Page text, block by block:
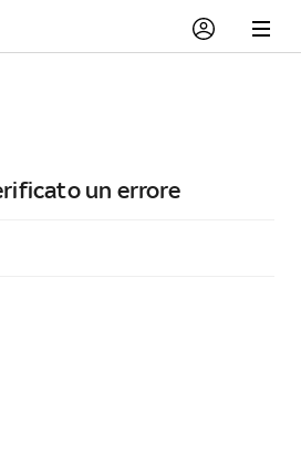
un errore